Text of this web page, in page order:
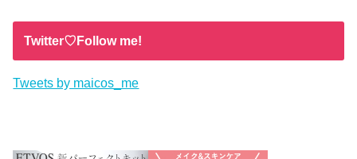
Twitter♡Follow me!
Tweets by maicos_me